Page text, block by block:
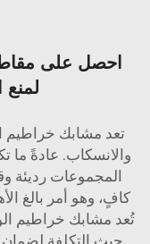
احصل على
تعد مشابك خراطيم
والانسكاب. عادةً ما
المجموعات رديئة
كافٍ، وهو أمر بالغ
تُعد مشابك خراطيم
حيث التكلفة